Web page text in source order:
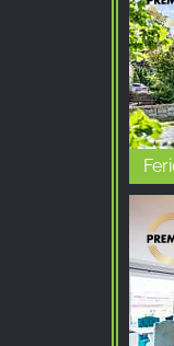
анонімно.
зрозуміти,
Google
_ga, _gid,
Provider: